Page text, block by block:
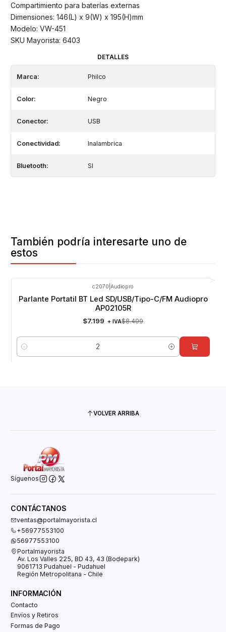
Compartimiento para baterías externas
Dimensiones: 146(L) x 9(W) x 195(H)mm
Modelo: VW-451
SKU Mayorista: 6403
DETALLES
Marca: Philco
Color: Negro
Conector: USB
Conectividad: Inalambrica
Bluetooth: SI
También podría interesarte uno de
estos
c2070 Audiopro
Parlante Portatil BT Led SD/USB/Tipo-C/FM Audiopro
AP02105R
$7.199 + IVA$8.499
Cantidad
VOLVER ARRIBA
Síguenos
CONTÁCTANOS
ventas@portalmayorista.cl
+56977553100
56977553100
Portalmayorista
Av. Los Valles 225, BD 43, 43 (Bodepark)
9061713 Pudahuel - Pudahuel
Región Metropolitana - Chile
INFORMACIÓN
Contacto
Envíos y Retiros
Formas de Pago